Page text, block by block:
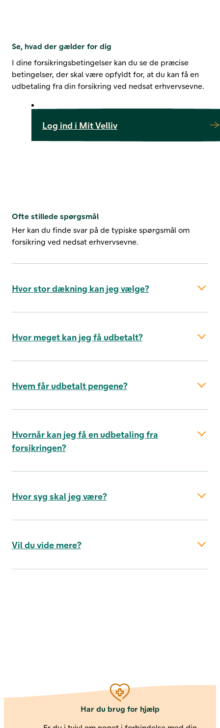
Se, hvad der gælder for dig
I dine forsikringsbetingelser kan du se de præcise
betingelser, der skal være opfyldt for, at du kan få en
udbetaling fra din forsikring ved nedsat erhvervsevne.
Log ind i Mit Velliv
Ofte stillede spørgsmål
Her kan du finde svar på de typiske spørgsmål om
forsikring ved nedsat erhvervsevne.
Hvor stor dækning kan jeg vælge?
møde.
Hvor meget kan jeg få udbetalt?
logge ind
Hvem får udbetalt pengene?
Hvornår kan jeg få en udbetaling fra
forsikringen?
Hvor syg skal jeg være?
Vil du vide mere?
Har du brug for hjælp